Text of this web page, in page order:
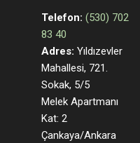
Telefon: (530) 702
83 40
Adres: Yıldızevler
Mahallesi, 721.
Sokak, 5/5
Melek Apartmanı
Kat: 2
Çankaya/Ankara